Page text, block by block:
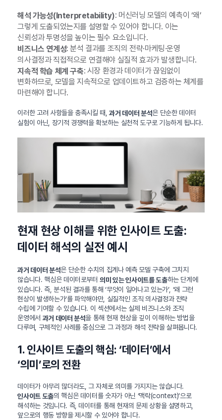
해석 가능성(Interpretability): 머신러닝 모델의 예측이 ‘왜’
그렇게 도출되었는지를 설명할 수 있어야 합니다. 이는
신뢰성과 투명성을 높이는 필수 요소입니다.
비즈니스 연계성: 분석 결과를 조직의 전략·마케팅·운영
의사결정과 직접적으로 연결해야 실질적 효과가 발생합니다.
지속적 학습 체계 구축: 시장 환경과 데이터가 끊임없이
변화하므로, 모델을 지속적으로 업데이트하고 검증하는 체계를
마련해야 합니다.
이러한 고려 사항들을 충족시킬 때,과거 데이터 분석은 단순한 데이터
실험이 아닌, 장기적 경쟁력을 확보하는 실천적 도구로 기능하게 됩니다.
현재 현상 이해를 위한 인사이트 도출:
데이터 해석의 실전 예시
과거 데이터 분석은 단순한 수치의 집계나 예측 모델 구축에 그치지
않습니다. 핵심은 데이터로부터의미 있는 인사이트를 도출하는 단계에
있습니다. 즉, 분석된 결과를 통해 ‘무엇이 일어나고 있는가’, ‘왜 그런
현상이 발생하는가’를 파악해야만, 실질적인 조직 의사결정과 전략
수립에 기여할 수 있습니다. 이 섹션에서는 실제 비즈니스와 조직
운영에서 과거 데이터 분석을 통해 현재 현상을 깊이 이해하는 방법을
다루며, 구체적인 사례를 중심으로 그 과정과 해석 전략을 살펴봅니다.
1. 인사이트 도출의 핵심: ‘데이터’에서
‘의미’로의 전환
데이터가 아무리 많더라도, 그 자체로 의미를 가지지는 않습니다.
인사이트 도출의 핵심은 데이터를 숫자가 아닌 ‘맥락(context)’으로
해석하는 것입니다. 즉, 데이터를 통해 현재의 문제 상황을 설명하고,
앞으로의 행동 방향을 제시할 수 있어야 합니다.